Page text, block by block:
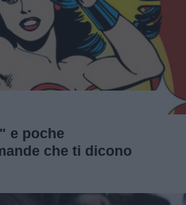
e poche
che ti dicono